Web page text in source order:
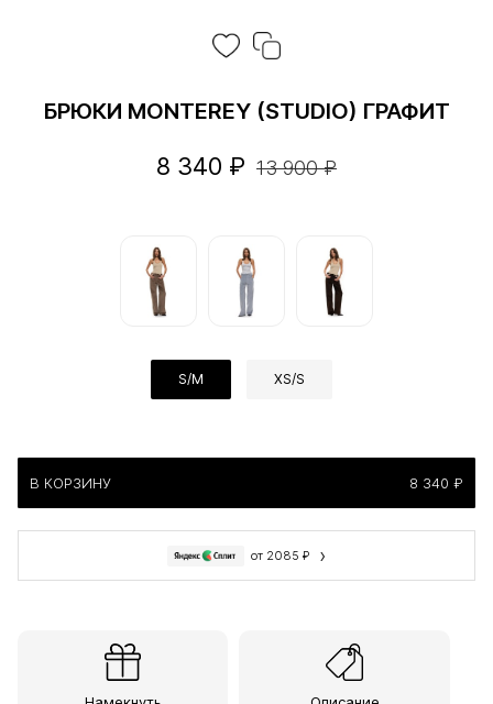
БРЮКИ MONTEREY (STUDIO) ГРАФИТ
8 340 ₽ 13 900 ₽
S/M XS/S
В КОРЗИНУ 8 340 ₽
от 2085 ₽ ›